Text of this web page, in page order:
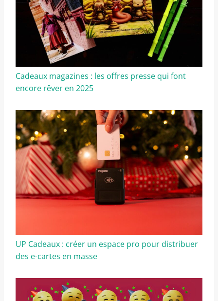
Cadeaux magazines : les offres presse qui font
encore rêver en 2025
UP Cadeaux : créer un espace pro pour distribuer
des e-cartes en masse